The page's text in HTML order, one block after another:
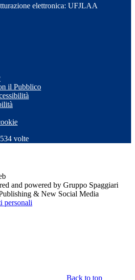
elettronica: UFJLAA
il Pubblico
534 volte
and powered by Gruppo Spaggiari
& New Social Media
personali
Back to top